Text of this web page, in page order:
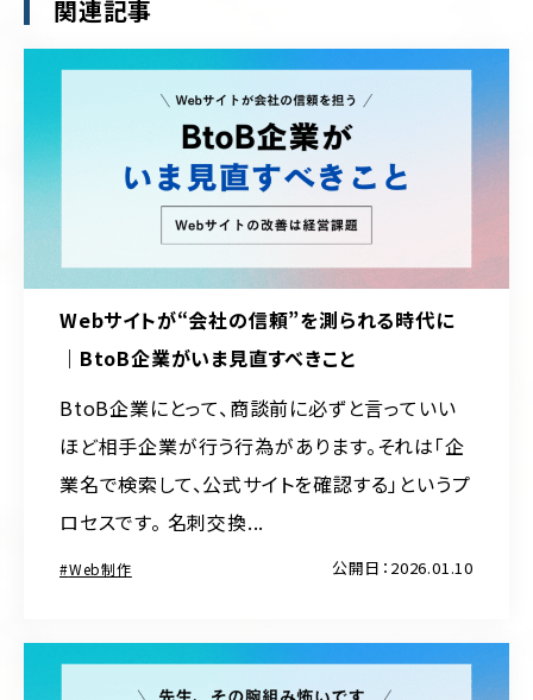
関連記事
Webサイトが“会社の信頼”を測られる時代に
｜BtoB企業がいま見直すべきこと
BtoB企業にとって、商談前に必ずと言っていい
ほど相手企業が行う行為があります。それは「企
業名で検索して、公式サイトを確認する」というプ
ロセスです。 名刺交換...
Web制作 公開日：2026.01.10